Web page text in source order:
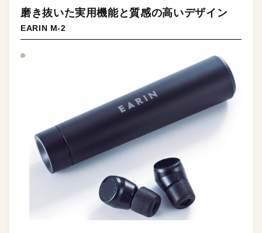
磨き抜いた実用機能と質感の高いデザイン
EARIN M-2